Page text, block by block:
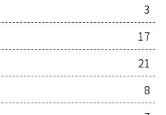
3
17
21
8